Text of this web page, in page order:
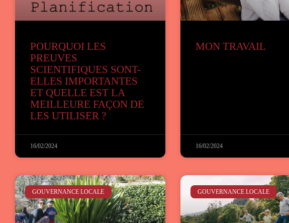
POURQUOI LES
PREUVES
SCIENTIFIQUES SONT-
ELLES IMPORTANTES
ET QUELLE EST LA
MEILLEURE FAÇON DE
LES UTILISER ?
16/02/2024
MON TRAVAIL
16/02/2024
GOUVERNANCE LOCALE GOUVERNANCE LOCALE